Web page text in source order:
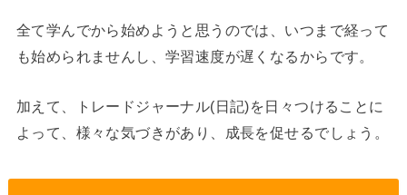
全て学んでから始めようと思うのでは、いつまで経って
も始められませんし、学習速度が遅くなるからです。
加えて、トレードジャーナル(日記)を日々つけることに
よって、様々な気づきがあり、成長を促せるでしょう。